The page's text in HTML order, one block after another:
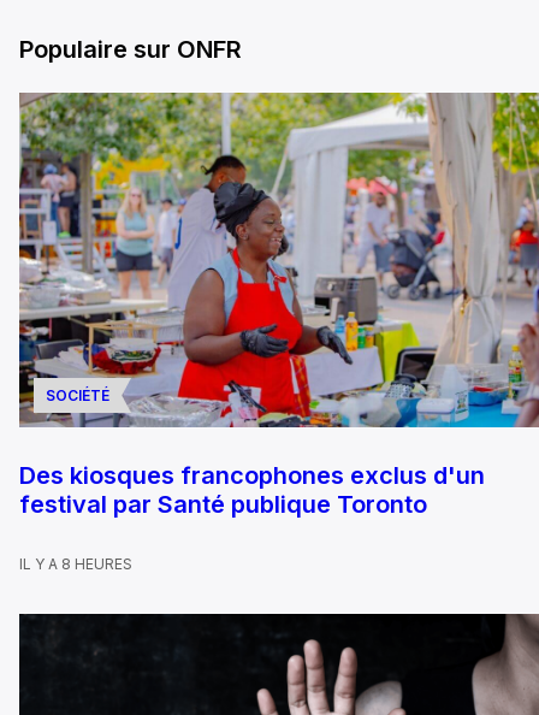
Populaire sur ONFR
SOCIÉTÉ
Des kiosques francophones exclus d'un
festival par Santé publique Toronto
IL Y A 8 HEURES